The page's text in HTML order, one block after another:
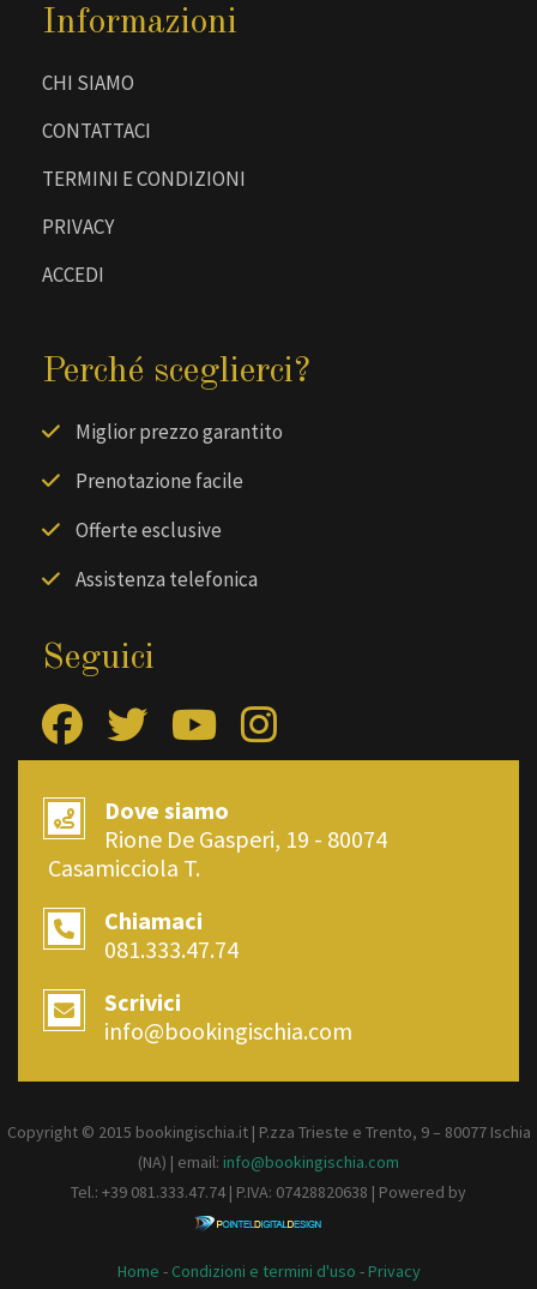
Informazioni
CHI SIAMO
CONTATTACI
TERMINI E CONDIZIONI
PRIVACY
ACCEDI
Perché sceglierci?
Miglior prezzo garantito
Prenotazione facile
Offerte esclusive
Assistenza telefonica
Seguici
Dove siamo
Rione De Gasperi, 19 - 80074
Casamicciola T.
Chiamaci
081.333.47.74
Scrivici
info@bookingischia.com
Copyright © 2015 bookingischia.it | P.zza Trieste e Trento, 9 – 80077 Ischia
(NA) | email: info@bookingischia.com
Tel.: +39 081.333.47.74 | P.IVA: 07428820638 | Powered by
Home - Condizioni e termini d'uso - Privacy